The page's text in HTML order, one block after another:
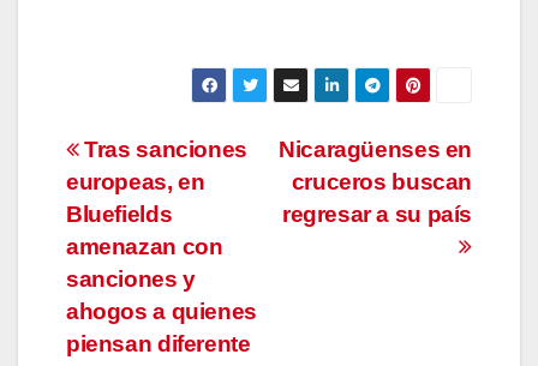
Navegación
de
entradas
Nicaragüenses en
cruceros buscan
regresar a su país
Tras sanciones
europeas, en
Bluefields
amenazan con
sanciones y
ahogos a quienes
piensan diferente